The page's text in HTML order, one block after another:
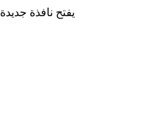
يفتح نافذة جديدة